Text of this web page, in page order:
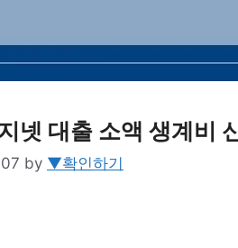
넷 대출 소액 생계비
by ▼확인하기